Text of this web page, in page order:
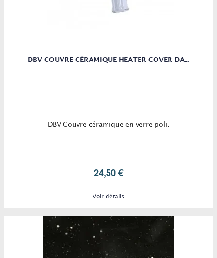
DBV COUVRE CÉRAMIQUE HEATER COVER DA...
DBV Couvre céramique en verre poli.
24,50 €
Voir détails